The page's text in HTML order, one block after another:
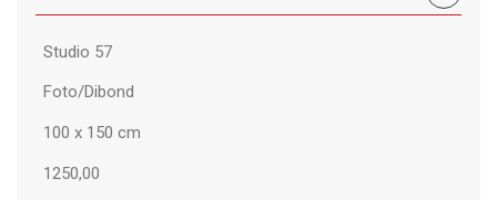
Studio 57
Foto/Dibond
100 x 150 cm
1250,00